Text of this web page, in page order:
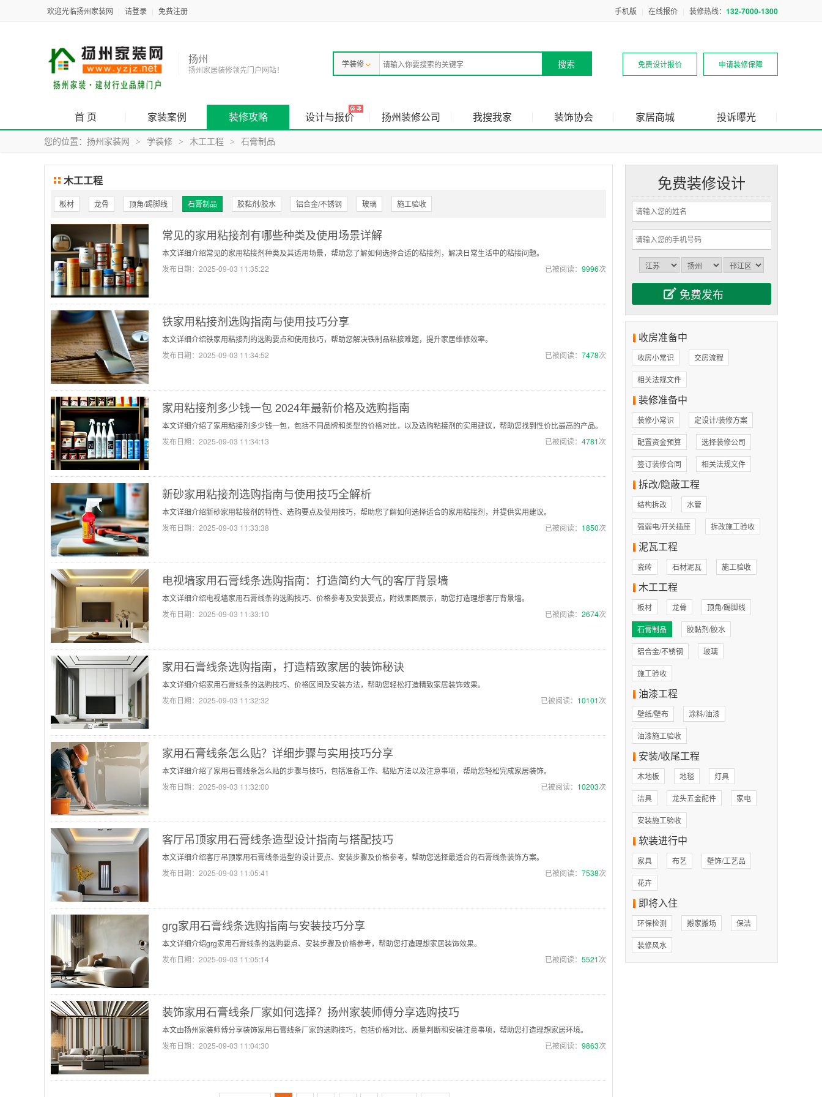
欢迎光临扬州家装网 请登录 免费注册 手机版 在线报价 装修热线： 132-7000-1300
扬州
扬州家居装修领先门户网站！
学装修 免费设计报价 申请装修保障
首 页 家装案例 装修攻略 设计与报价 扬州装修公司 我搜我家 装饰协会 家居商城 投诉曝光
您的位置： 扬州家装网 > 学装修 > 木工工程 > 石膏制品
木工工程
板材 龙骨 顶角/踢脚线 石膏制品 胶黏剂/胶水 铝合金/不锈钢 玻璃 施工验收
常见的家用粘接剂有哪些种类及使用场景详解
本文详细介绍常见的家用粘接剂种类及其适用场景，帮助您了解如何选择合适的粘接剂，解决日常生活中的粘接问题。
发布日期： 2025-09-03 11:35:22 已被阅读： 9996次
铁家用粘接剂选购指南与使用技巧分享
本文详细介绍铁家用粘接剂的选购要点和使用技巧，帮助您解决铁制品粘接难题，提升家居维修效率。
发布日期： 2025-09-03 11:34:52 已被阅读： 7478次
家用粘接剂多少钱一包 2024年最新价格及选购指南
本文详细介绍了家用粘接剂多少钱一包，包括不同品牌和类型的价格对比，以及选购粘接剂的实用建议，帮助您找到性价比最高的产品。
发布日期： 2025-09-03 11:34:13 已被阅读： 4781次
新砂家用粘接剂选购指南与使用技巧全解析
本文详细介绍新砂家用粘接剂的特性、选购要点及使用技巧，帮助您了解如何选择适合的家用粘接剂，并提供实用建议。
发布日期： 2025-09-03 11:33:38 已被阅读： 1850次
电视墙家用石膏线条选购指南：打造简约大气的客厅背景墙
本文详细介绍电视墙家用石膏线条的选购技巧、价格参考及安装要点，附效果图展示，助您打造理想客厅背景墙。
发布日期： 2025-09-03 11:33:10 已被阅读： 2674次
家用石膏线条选购指南，打造精致家居的装饰秘诀
本文详细介绍家用石膏线条的选购技巧、价格区间及安装方法，帮助您轻松打造精致家居装饰效果。
发布日期： 2025-09-03 11:32:32 已被阅读： 10101次
家用石膏线条怎么贴？详细步骤与实用技巧分享
本文详细介绍了家用石膏线条怎么贴的步骤与技巧，包括准备工作、粘贴方法以及注意事项，帮助您轻松完成家居装饰。
发布日期： 2025-09-03 11:32:00 已被阅读： 10203次
客厅吊顶家用石膏线条造型设计指南与搭配技巧
本文详细介绍客厅吊顶家用石膏线条造型的设计要点、安装步骤及价格参考，帮助您选择最适合的石膏线条装饰方案。
发布日期： 2025-09-03 11:05:41 已被阅读： 7538次
grg家用石膏线条选购指南与安装技巧分享
本文详细介绍grg家用石膏线条的选购要点、安装步骤及价格参考，帮助您打造理想家居装饰效果。
发布日期： 2025-09-03 11:05:14 已被阅读： 5521次
装饰家用石膏线条厂家如何选择？扬州家装师傅分享选购技巧
本文由扬州家装师傅分享装饰家用石膏线条厂家的选购技巧，包括价格对比、质量判断和安装注意事项，帮助您打造理想家居环境。
发布日期： 2025-09-03 11:04:30 已被阅读： 9863次
免费装修设计
收房准备中
收房小常识 交房流程
相关法规文件
装修准备中
装修小常识 定设计/装修方案
配置资金预算 选择装修公司
签订装修合同 相关法规文件
拆改/隐蔽工程
结构拆改 水管
强弱电/开关插座 拆改施工验收
泥瓦工程
瓷砖 石材泥瓦 施工验收
木工工程
板材 龙骨 顶角/踢脚线
石膏制品 胶黏剂/胶水
铝合金/不锈钢 玻璃
施工验收
油漆工程
壁纸/壁布 涂料/油漆
油漆施工验收
安装/收尾工程
木地板 地毯 灯具
洁具 龙头五金配件 家电
安装施工验收
软装进行中
家具 布艺 壁饰/工艺品
花卉
即将入住
环保检测 搬家搬场 保洁
装修风水